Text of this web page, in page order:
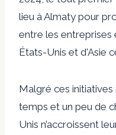
lieu à Almaty pour
entre les entreprises
États-Unis et d'Asie
Malgré ces
temps et un peu de
Unis n’accroissent